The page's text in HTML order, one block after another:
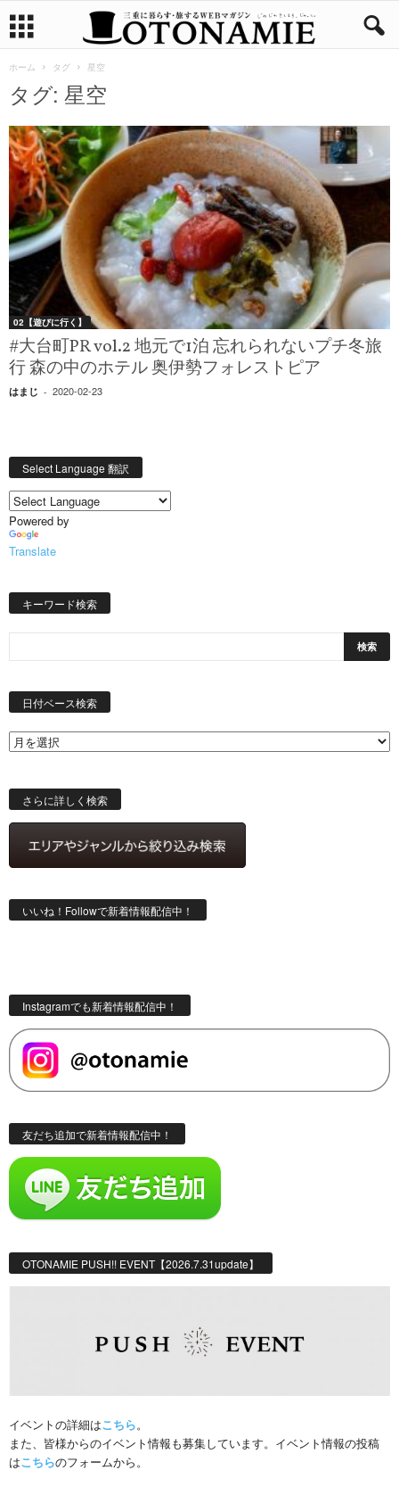
ホーム タグ 星空
タグ: 星空
02【遊びに行く】
#大台町PR vol.2 地元で1泊 忘れられないプチ冬旅
行 森の中のホテル 奥伊勢フォレストピア
はまじ - 2020-02-23
Select Language 翻訳
Powered by
Translate
キーワード検索
日付ベース検索
さらに詳しく検索
いいね！Followで新着情報配信中！
Instagramでも新着情報配信中！
友だち追加で新着情報配信中！
OTONAMIE PUSH!! EVENT【2026.7.31update】
イベントの詳細はこちら。
また、皆様からのイベント情報も募集しています。イベント情報の投稿
はこちらのフォームから。